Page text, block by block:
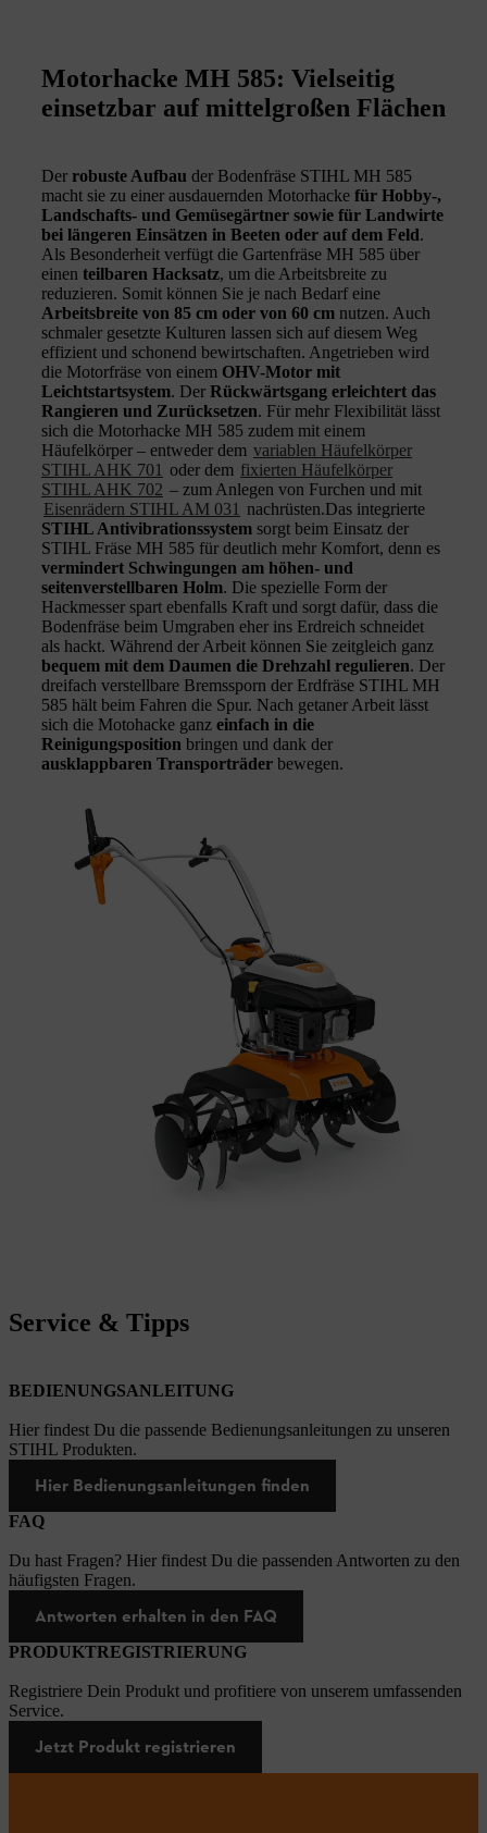
Motorhacke MH 585: Vielseitig
einsetzbar auf mittelgroßen Flächen
Der robuste Aufbau der Bodenfräse STIHL MH 585
macht sie zu einer ausdauernden Motorhacke für Hobby-,
Landschafts- und Gemüsegärtner sowie für Landwirte
bei längeren Einsätzen in Beeten oder auf dem Feld.
Als Besonderheit verfügt die Gartenfräse MH 585 über
einen teilbaren Hacksatz, um die Arbeitsbreite zu
reduzieren. Somit können Sie je nach Bedarf eine
Arbeitsbreite von 85 cm oder von 60 cm nutzen. Auch
schmaler gesetzte Kulturen lassen sich auf diesem Weg
effizient und schonend bewirtschaften. Angetrieben wird
die Motorfräse von einem OHV-Motor mit
Leichtstartsystem. Der Rückwärtsgang erleichtert das
Rangieren und Zurücksetzen. Für mehr Flexibilität lässt
sich die Motorhacke MH 585 zudem mit einem
Häufelkörper – entweder dem variablen Häufelkörper
STIHL AHK 701 oder dem fixierten Häufelkörper
STIHL AHK 702 – zum Anlegen von Furchen und mit
Eisenrädern STIHL AM 031 nachrüsten.Das integrierte
STIHL Antivibrationssystem sorgt beim Einsatz der
STIHL Fräse MH 585 für deutlich mehr Komfort, denn es
vermindert Schwingungen am höhen- und
seitenverstellbaren Holm. Die spezielle Form der
Hackmesser spart ebenfalls Kraft und sorgt dafür, dass die
Bodenfräse beim Umgraben eher ins Erdreich schneidet
als hackt. Während der Arbeit können Sie zeitgleich ganz
bequem mit dem Daumen die Drehzahl regulieren. Der
dreifach verstellbare Bremssporn der Erdfräse STIHL MH
585 hält beim Fahren die Spur. Nach getaner Arbeit lässt
sich die Motohacke ganz einfach in die
Reinigungsposition bringen und dank der
ausklappbaren Transporträder bewegen.
Service & Tipps
BEDIENUNGSANLEITUNG
Hier findest Du die passende Bedienungsanleitungen zu unseren
STIHL Produkten.
Hier Bedienungsanleitungen finden
FAQ
Du hast Fragen? Hier findest Du die passenden Antworten zu den
häufigsten Fragen.
Antworten erhalten in den FAQ
PRODUKTREGISTRIERUNG
Registriere Dein Produkt und profitiere von unserem umfassenden
Service.
Jetzt Produkt registrieren